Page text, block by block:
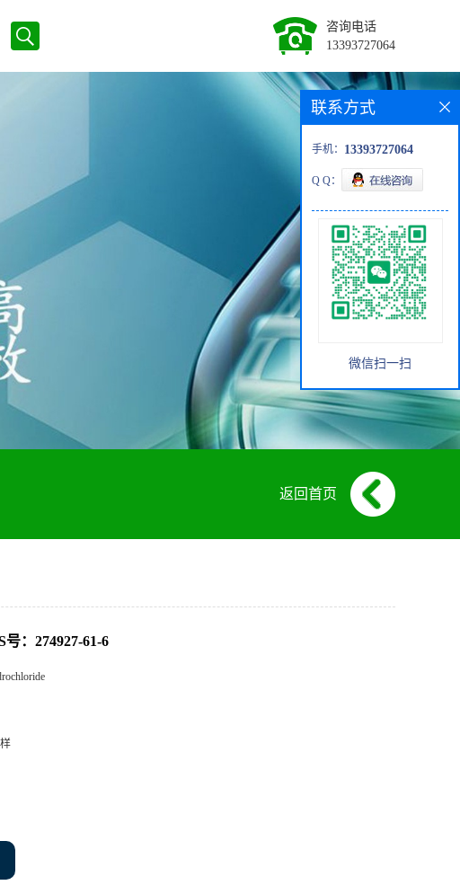
咨询电话
13393727064
返回首页
：274927-61-6
联系方式
手机： 13393727064
Q Q：
微信扫一扫